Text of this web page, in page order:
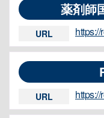
薬剤師
URL
URL